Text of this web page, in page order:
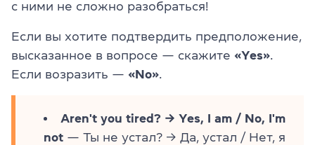
с ними не сложно разобраться!
Если вы хотите подтвердить предположение,
высказанное в вопросе — скажите «Yes».
Если возразить — «No».
Aren't you tired? → Yes, I am / No, I'm
not — Ты не устал? → Да, устал / Нет, я